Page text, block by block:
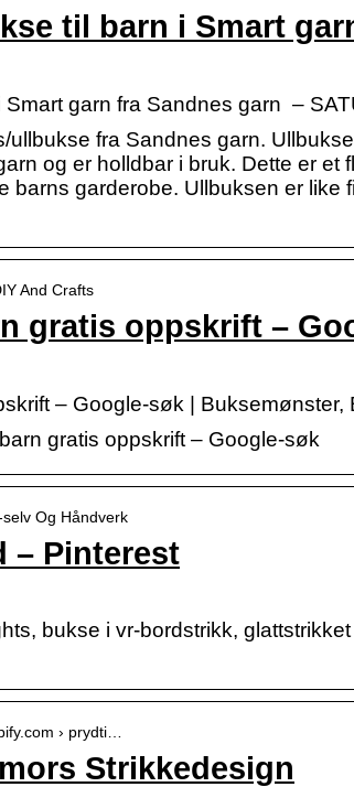
til barn i Smart
garn fra Sandnes garn –
fra Sandnes garn.
og er holldbar i bruk. Dette er et
barns garderobe. Ullbuksen er like
And Crafts
gratis oppskrift –
– Google-søk | Buksemønster,
gratis oppskrift – Google-søk
Og Håndverk
– Pinterest
bukse i vr-bordstrikk,
› prydti…
Strikkedesign